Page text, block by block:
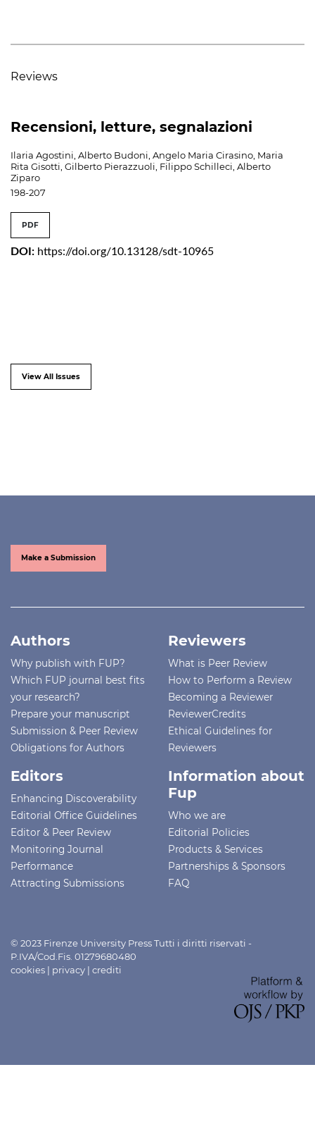
Reviews
Recensioni, letture, segnalazioni
Ilaria Agostini, Alberto Budoni, Angelo Maria Cirasino, Maria
Rita Gisotti, Gilberto Pierazzuoli, Filippo Schilleci, Alberto
Ziparo
198-207
PDF
DOI: https://doi.org/10.13128/sdt-10965
View All Issues
Make a Submission
Authors
Why publish with FUP?
Which FUP journal best fits
your research?
Prepare your manuscript
Submission & Peer Review
Obligations for Authors
Reviewers
What is Peer Review
How to Perform a Review
Becoming a Reviewer
ReviewerCredits
Ethical Guidelines for
Reviewers
Editors
Enhancing Discoverability
Editorial Office Guidelines
Editor & Peer Review
Monitoring Journal
Performance
Attracting Submissions
Information about
Fup
Who we are
Editorial Policies
Products & Services
Partnerships & Sponsors
FAQ
© 2023 Firenze University Press Tutti i diritti riservati -
P.IVA/Cod.Fis. 01279680480
cookies | privacy | crediti